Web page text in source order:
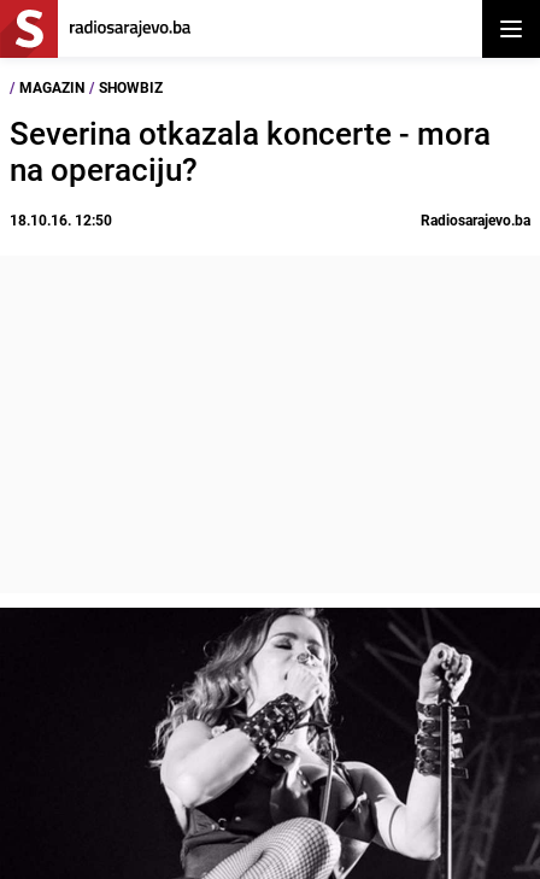
/ MAGAZIN / SHOWBIZ
Severina otkazala koncerte - mora
na operaciju?
18.10.16. 12:50 Radiosarajevo.ba